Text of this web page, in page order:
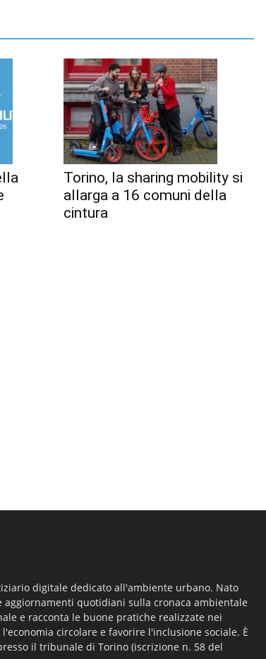
Torino, la sharing mobility si
allarga a 16 comuni della
cintura
digitale dedicato all'ambiente urbano. Nato
aggiornamenti quotidiani sulla cronaca ambientale
e racconta le buone pratiche realizzate nei
circolare e favorire l'inclusione sociale. È
il tribunale di Torino (iscrizione n. 58 del